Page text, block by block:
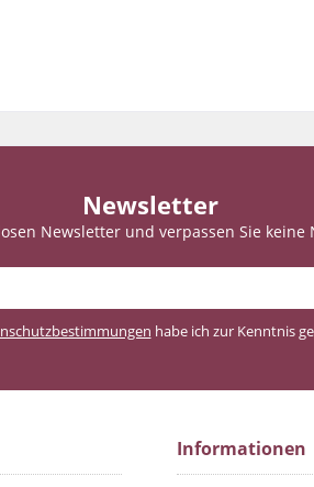
Newsletter
Newsletter und verpassen Sie
habe ich zur Kenntnis
Informationen